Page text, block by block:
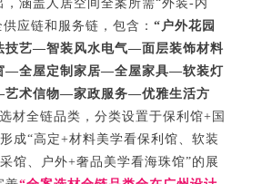
，涵盖人居空间全案所需“外装-内
应链和服务链，包含： “户外花园
技艺—智装风水电气—面层装饰材料
—全屋定制家居—全屋家具—软装灯
术信物—家政服务—优雅生活方
材全链品类，分类设置于保利馆+国
成“高定+材料美学看保利馆、软装
馆、户外+奢品美学看海珠馆”的展